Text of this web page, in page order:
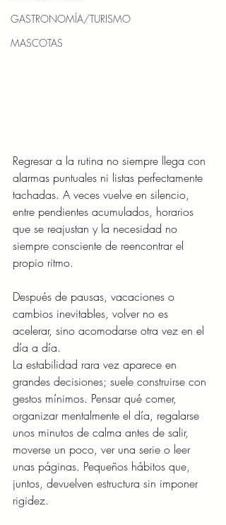
GASTRONOMÍA/TURISMO
MASCOTAS
Regresar a la rutina no siempre llega con
alarmas puntuales ni listas perfectamente
tachadas. A veces vuelve en silencio,
entre pendientes acumulados, horarios
que se reajustan y la necesidad no
siempre consciente de reencontrar el
propio ritmo.
Después de pausas, vacaciones o
cambios inevitables, volver no es
acelerar, sino acomodarse otra vez en el
día a día.
La estabilidad rara vez aparece en
grandes decisiones; suele construirse con
gestos mínimos. Pensar qué comer,
organizar mentalmente el día, regalarse
unos minutos de calma antes de salir,
moverse un poco, ver una serie o leer
unas páginas. Pequeños hábitos que,
juntos, devuelven estructura sin imponer
rigidez.